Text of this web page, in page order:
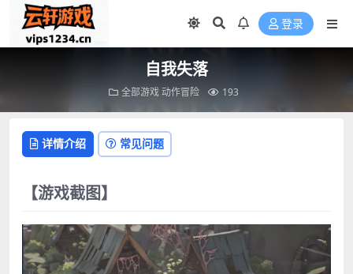
登录
自我失落
全部游戏 动作冒险 193
详情介绍 常见问题
【游戏截图】